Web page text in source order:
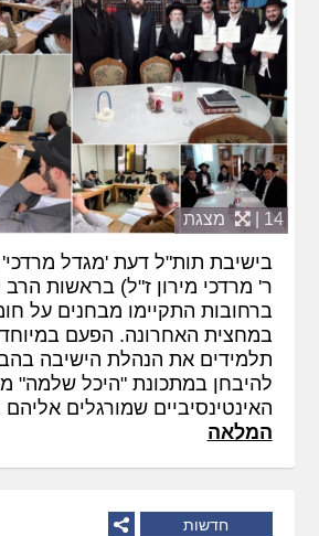
14 | מצגת
בישיבת תות"ל דעת 'מגדל
ר' מרדכי מירון ז"ל) בראשות הרב
ברחובות התקיימו מבחנים על
במחצית האחרונה. הפעם
תלמידים את הנהלת הישיבה
להיבחן במתכונת "היכל שלמה"
האינטינסיביים שמורגלים
המלאה
חדשות